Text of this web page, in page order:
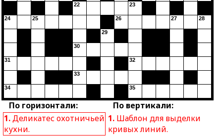
По горизонтали:
1.Деликатес охотничьей
кухни.
По вертикали:
1. Шаблон для выделки
кривых линий.
24
31
34
25
22
30
33
29
26
23
32
35
27 28